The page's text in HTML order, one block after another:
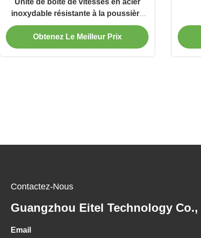
Unité de boîte de vitesses en acier
inoxydable résistante à la poussière
pour le changeur de pneus
Obtenez Le Meilleur Prix
Contactez-Nous
Guangzhou Eitel Technology Co.,
Email